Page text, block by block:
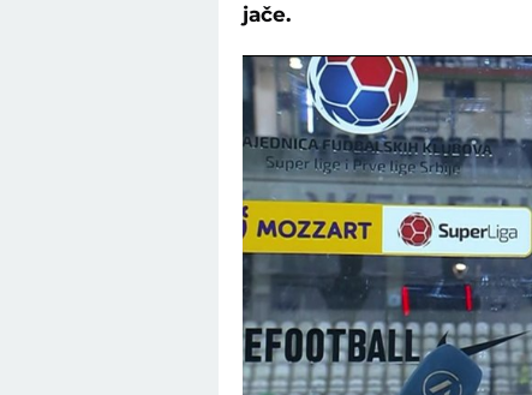
jače.